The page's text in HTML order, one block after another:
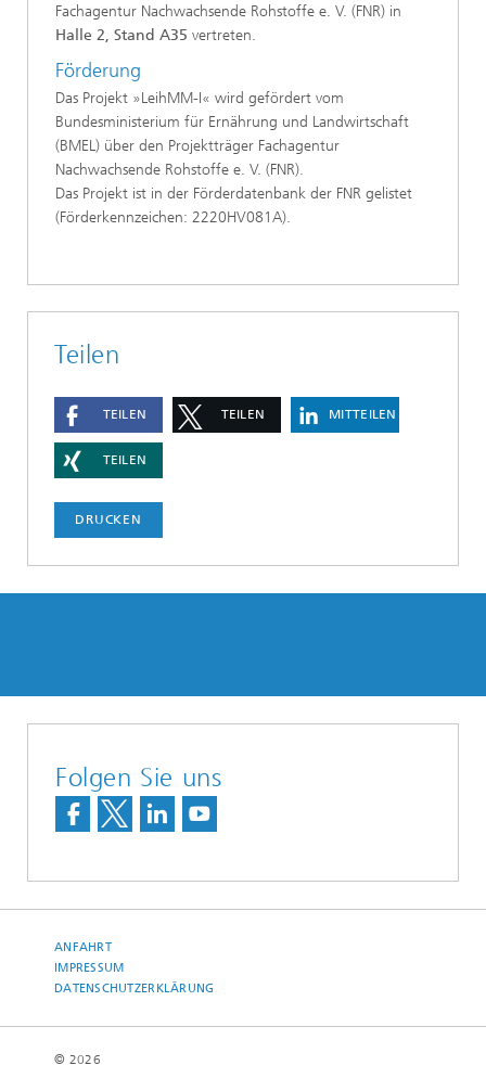
Fachagentur Nachwachsende Rohstoffe e. V. (FNR) in
Halle 2, Stand A35 vertreten.
Förderung
Das Projekt »LeihMM-I« wird gefördert vom
Bundesministerium für Ernährung und Landwirtschaft
(BMEL) über den Projektträger Fachagentur
Nachwachsende Rohstoffe e. V. (FNR).
Das Projekt ist in der Förderdatenbank der FNR gelistet
(Förderkennzeichen: 2220HV081A).
Teilen
TEILEN TEILEN MITTEILEN
TEILEN
DRUCKEN
Folgen Sie uns
ANFAHRT
IMPRESSUM
DATENSCHUTZERKLÄRUNG
© 2026